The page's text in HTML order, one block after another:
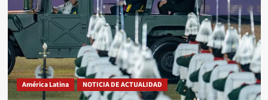
América Latina NOTICIA DE ACTUALIDAD